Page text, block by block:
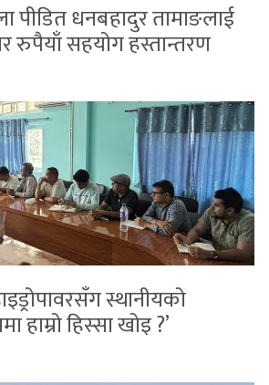
पीडित धनबहादुर तामाङलाई
रुपैयाँ सहयोग हस्तान्तरण
स्थानीयको
हाम्रो हिस्सा खोइ ?’